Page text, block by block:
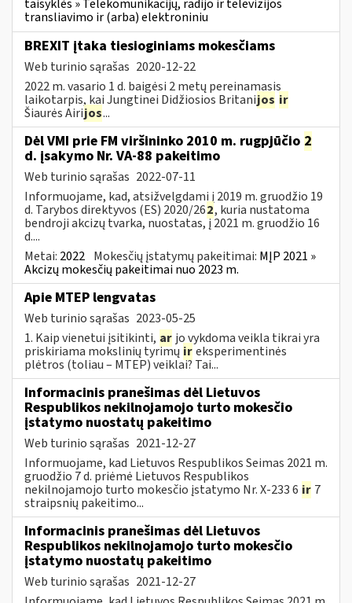
taisyklės » Telekomunikacijų, radijo ir televizijos
transliavimo ir (arba) elektroniniu
BREXIT įtaka tiesioginiams mokesčiams
Web turinio sąrašas 2020-12-22
2022 m. vasario 1 d. baigėsi 2 metų pereinamasis
laikotarpis, kai Jungtinei Didžiosios Britanijos ir
Šiaurės Airijos...
Dėl VMI prie FM viršininko 2010 m. rugpjūčio 2
d. įsakymo Nr. VA-88 pakeitimo
Web turinio sąrašas 2022-07-11
Informuojame, kad, atsižvelgdami į 2019 m. gruodžio 19
d. Tarybos direktyvos (ES) 2020/262, kuria nustatoma
bendroji akcizų tvarka, nuostatas, į 2021 m. gruodžio 16
d....
Metai: 2022 Mokesčių įstatymų pakeitimai: MĮP 2021 »
Akcizų mokesčių pakeitimai nuo 2023 m.
Apie MTEP lengvatas
Web turinio sąrašas 2023-05-25
1. Kaip vienetui įsitikinti, ar jo vykdoma veikla tikrai yra
priskiriama mokslinių tyrimų ireksperimentinės
plėtros (toliau – MTEP) veiklai? Tai...
Informacinis pranešimas dėl Lietuvos
Respublikos nekilnojamojo turto mokesčio
įstatymo nuostatų pakeitimo
Web turinio sąrašas 2021-12-27
Informuojame, kad Lietuvos Respublikos Seimas 2021 m.
gruodžio 7 d. priėmė Lietuvos Respublikos
nekilnojamojo turto mokesčio įstatymo Nr. X-233 6 ir 7
straipsnių pakeitimo...
Informacinis pranešimas dėl Lietuvos
Respublikos nekilnojamojo turto mokesčio
įstatymo nuostatų pakeitimo
Web turinio sąrašas 2021-12-27